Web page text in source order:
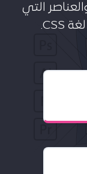
التي